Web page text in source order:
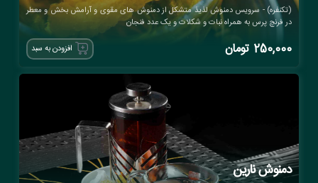
(تکنفره) - سرویس دمنوش لذیذ متشکل از دمنوش های مقوی و آرامش بخش و معطر
در فرنچ پرس به همراه نبات و شکلات و یک عدد فنجان
250,000 تومان افزودن به سبد
دمنوش نارین